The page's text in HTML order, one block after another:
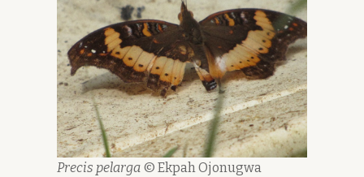
Precis pelarga © Ekpah Ojonugwa